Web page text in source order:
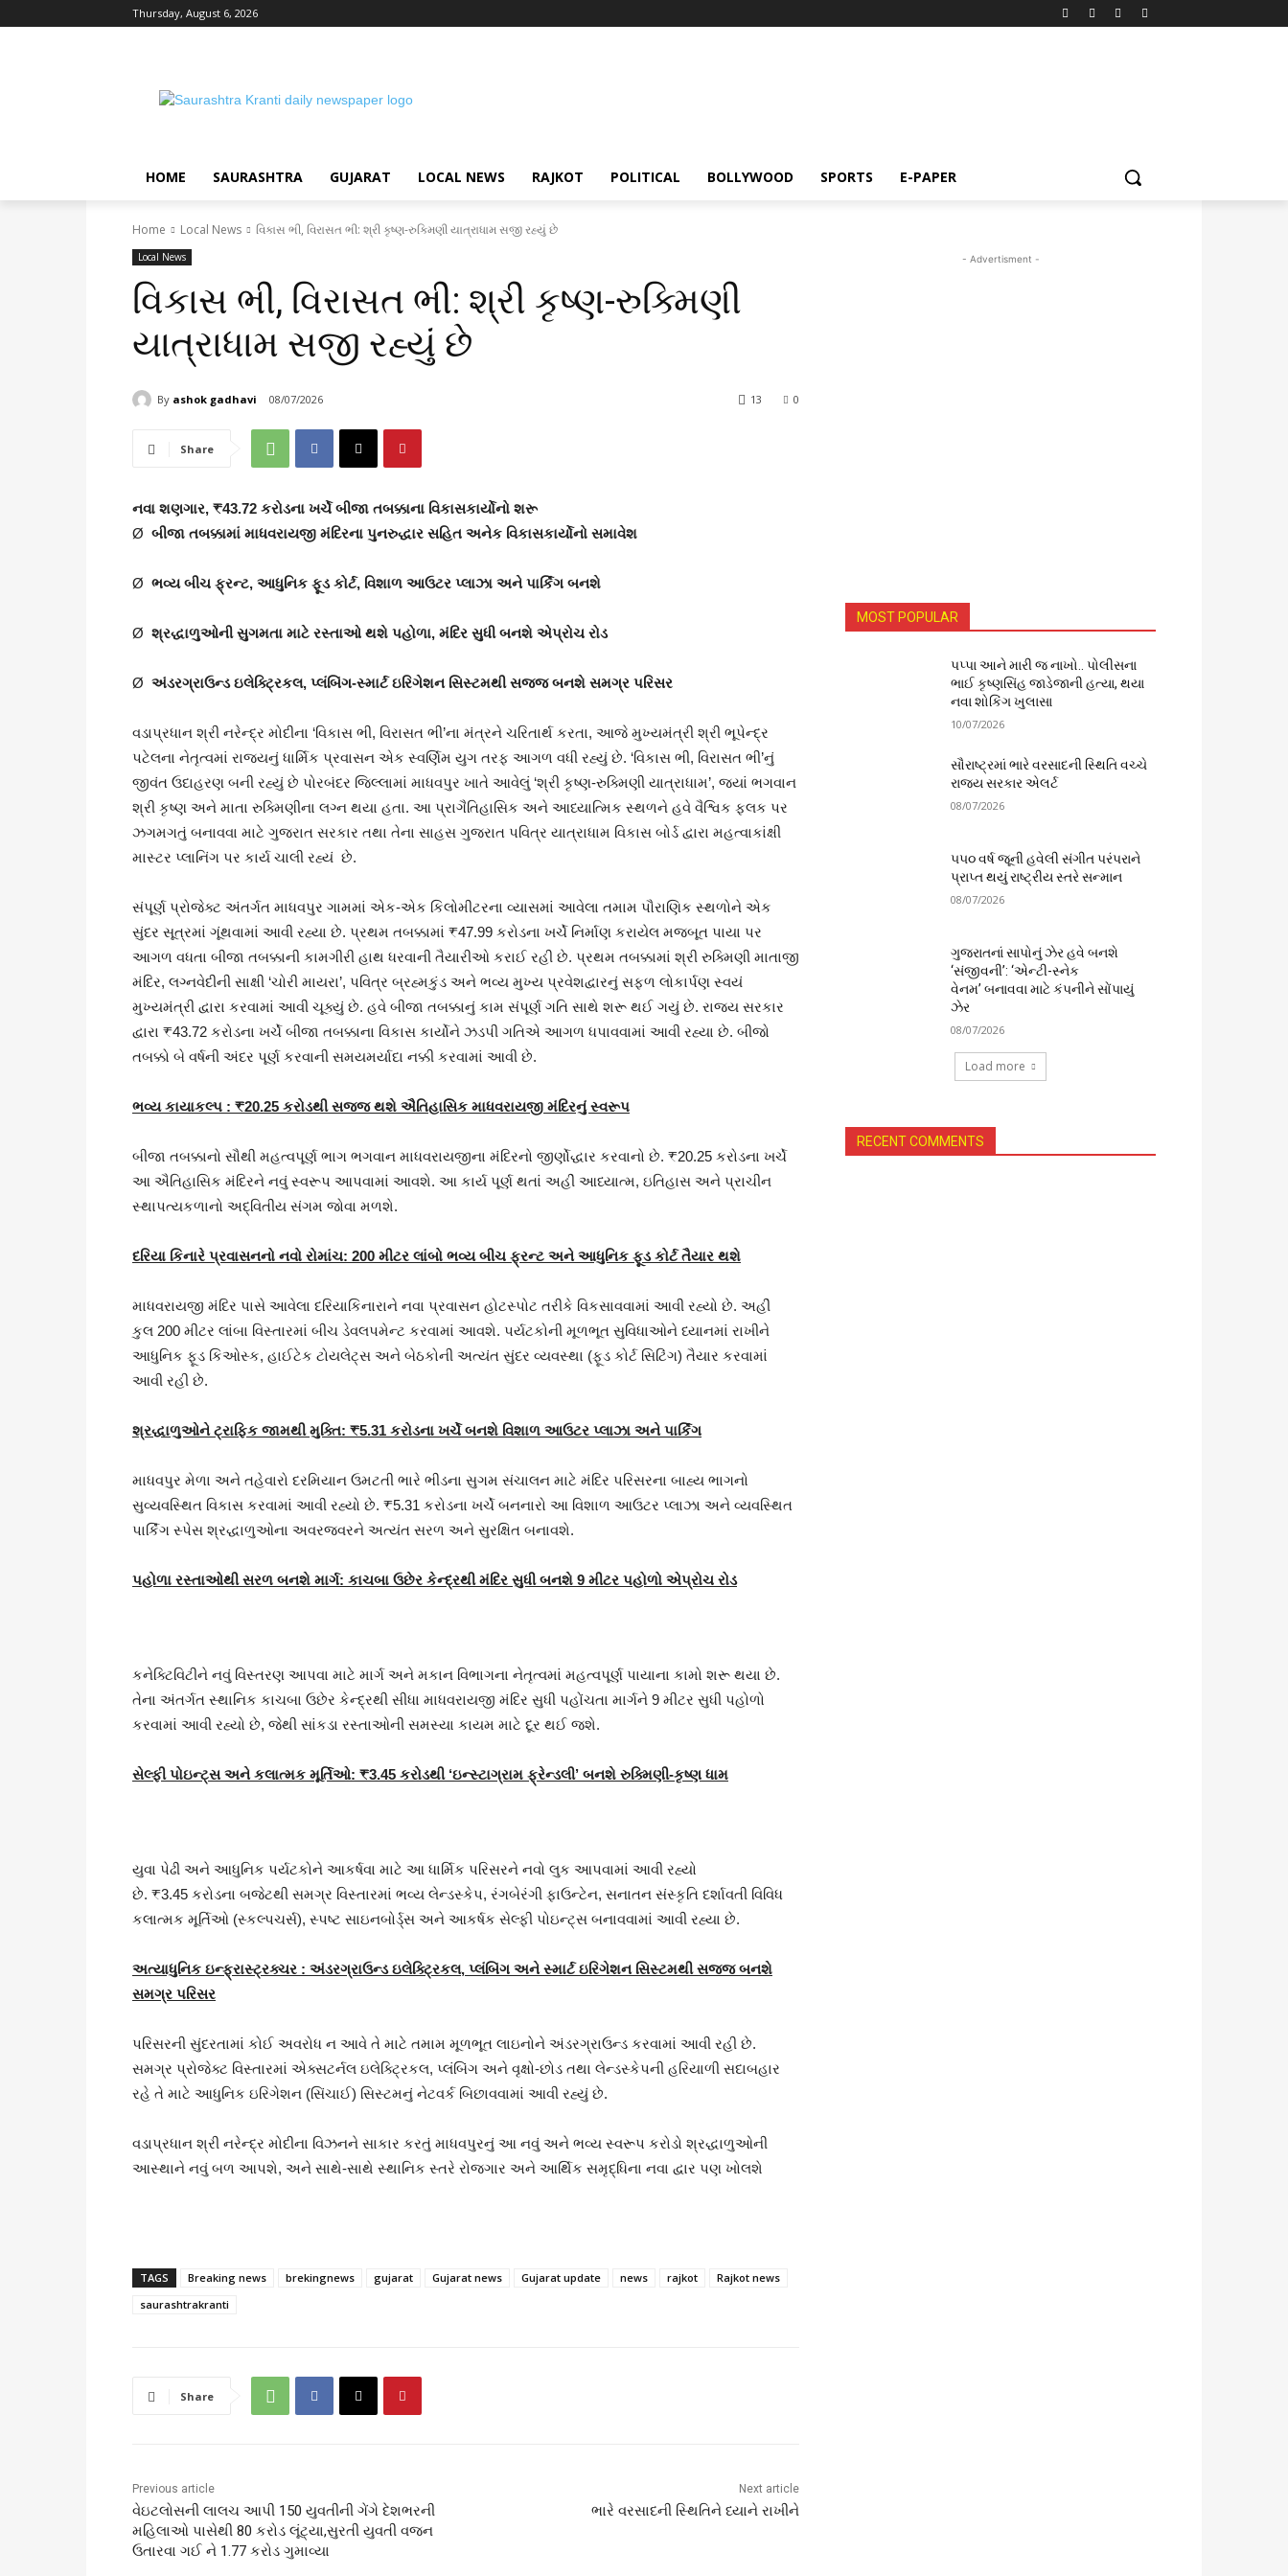
Thursday, August 6, 2026
HOME SAURASHTRA GUJARAT LOCAL NEWS RAJKOT POLITICAL BOLLYWOOD SPORTS E-PAPER
Home Local News વિકાસ ભી, વિરાસત ભી: શ્રી કૃષ્ણ-રુક્મિણી યાત્રાધામ સજી રહ્યું છે
Local News
વિકાસ ભી, વિરાસત ભી: શ્રી કૃષ્ણ-રુક્મિણી
યાત્રાધામ સજી રહ્યું છે
By ashok gadhavi 08/07/2026 0
13
Share
નવા શણગાર, ₹43.72 કરોડના ખર્ચે બીજા તબક્કાના વિકાસકાર્યોનો શરૂ
Ø બીજા તબક્કામાં માધવરાયજી મંદિરના પુનરુદ્ધાર સહિત અનેક વિકાસકાર્યોનો સમાવેશ
Ø ભવ્ય બીચ ફ્રન્ટ, આધુનિક ફૂડ કોર્ટ, વિશાળ આઉટર પ્લાઝા અને પાર્કિંગ બનશે
Ø શ્રદ્ધાળુઓની સુગમતા માટે રસ્તાઓ થશે પહોળા, મંદિર સુધી બનશે એપ્રોચ રોડ
Ø અંડરગ્રાઉન્ડ ઇલેક્ટ્રિકલ, પ્લંબિંગ-સ્માર્ટ ઇરિગેશન સિસ્ટમથી સજ્જ બનશે સમગ્ર પરિસર
વડાપ્રધાન શ્રી નરેન્દ્ર મોદીના ‘વિકાસ ભી, વિરાસત ભી’ના મંત્રને ચરિતાર્થ કરતા, આજે મુખ્યમંત્રી શ્રી ભૂપેન્દ્ર
પટેલના નેતૃત્વમાં રાજ્યનું ધાર્મિક પ્રવાસન એક સ્વર્ણિમ યુગ તરફ આગળ વધી રહ્યું છે. ‘વિકાસ ભી, વિરાસત ભી’નું
જીવંત ઉદાહરણ બની રહ્યું છે પોરબંદર જિલ્લામાં માધવપુર ખાતે આવેલું ‘શ્રી કૃષ્ણ-રુક્મિણી યાત્રાધામ’, જ્યાં ભગવાન
શ્રી કૃષ્ણ અને માતા રુક્મિણીના લગ્ન થયા હતા. આ પ્રાગૈતિહાસિક અને આધ્યાત્મિક સ્થળને હવે વૈશ્વિક ફલક પર
ઝગમગતું બનાવવા માટે ગુજરાત સરકાર તથા તેના સાહસ ગુજરાત પવિત્ર યાત્રાધામ વિકાસ બોર્ડ દ્વારા મહત્વાકાંક્ષી
માસ્ટર પ્લાનિંગ પર કાર્ય ચાલી રહ્યં છે.
સંપૂર્ણ પ્રોજેક્ટ અંતર્ગત માધવપુર ગામમાં એક-એક કિલોમીટરના વ્યાસમાં આવેલા તમામ પૌરાણિક સ્થળોને એક
સુંદર સૂત્રમાં ગૂંથવામાં આવી રહ્યા છે. પ્રથમ તબક્કામાં ₹47.99 કરોડના ખર્ચે નિર્માણ કરાયેલ મજબૂત પાયા પર
આગળ વધતા બીજા તબક્કાની કામગીરી હાથ ધરવાની તૈયારીઓ કરાઈ રહી છે. પ્રથમ તબક્કામાં શ્રી રુક્મિણી માતાજી
મંદિર, લગ્નવેદીની સાક્ષી ‘ચોરી માયરા’, પવિત્ર બ્રહ્મકુંડ અને ભવ્ય મુખ્ય પ્રવેશદ્વારનું સફળ લોકાર્પણ સ્વયં
મુખ્યમંત્રી દ્વારા કરવામાં આવી ચૂક્યું છે. હવે બીજા તબક્કાનું કામ સંપૂર્ણ ગતિ સાથે શરૂ થઈ ગયું છે. રાજ્ય સરકાર
દ્વારા ₹43.72 કરોડના ખર્ચે બીજા તબક્કાના વિકાસ કાર્યોને ઝડપી ગતિએ આગળ ધપાવવામાં આવી રહ્યા છે. બીજો
તબક્કો બે વર્ષની અંદર પૂર્ણ કરવાની સમયમર્યાદા નક્કી કરવામાં આવી છે.
ભવ્ય કાયાકલ્પ : ₹20.25 કરોડથી સજ્જ થશે ઐતિહાસિક માધવરાયજી મંદિરનું સ્વરૂપ
બીજા તબક્કાનો સૌથી મહત્વપૂર્ણ ભાગ ભગવાન માધવરાયજીના મંદિરનો જીર્ણોદ્ધાર કરવાનો છે. ₹20.25 કરોડના ખર્ચે
આ ઐતિહાસિક મંદિરને નવું સ્વરૂપ આપવામાં આવશે. આ કાર્ય પૂર્ણ થતાં અહીં આધ્યાત્મ, ઇતિહાસ અને પ્રાચીન
સ્થાપત્યકળાનો અદ્વિતીય સંગમ જોવા મળશે.
દરિયા કિનારે પ્રવાસનનો નવો રોમાંચ: 200 મીટર લાંબો ભવ્ય બીચ ફ્રન્ટ અને આધુનિક ફૂડ કોર્ટ તૈયાર થશે
માધવરાયજી મંદિર પાસે આવેલા દરિયાકિનારાને નવા પ્રવાસન હોટસ્પોટ તરીકે વિકસાવવામાં આવી રહ્યો છે. અહીં
કુલ 200 મીટર લાંબા વિસ્તારમાં બીચ ડેવલપમેન્ટ કરવામાં આવશે. પર્યટકોની મૂળભૂત સુવિધાઓને ધ્યાનમાં રાખીને
આધુનિક ફૂડ કિઓસ્ક, હાઈટેક ટોયલેટ્સ અને બેઠકોની અત્યંત સુંદર વ્યવસ્થા (ફૂડ કોર્ટ સિટિંગ) તૈયાર કરવામાં
આવી રહી છે.
શ્રદ્ધાળુઓને ટ્રાફિક જામથી મુક્તિ: ₹5.31 કરોડના ખર્ચે બનશે વિશાળ આઉટર પ્લાઝા અને પાર્કિંગ
માધવપુર મેળા અને તહેવારો દરમિયાન ઉમટતી ભારે ભીડના સુગમ સંચાલન માટે મંદિર પરિસરના બાહ્ય ભાગનો
સુવ્યવસ્થિત વિકાસ કરવામાં આવી રહ્યો છે. ₹5.31 કરોડના ખર્ચે બનનારો આ વિશાળ આઉટર પ્લાઝા અને વ્યવસ્થિત
પાર્કિંગ સ્પેસ શ્રદ્ધાળુઓના અવરજવરને અત્યંત સરળ અને સુરક્ષિત બનાવશે.
પહોળા રસ્તાઓથી સરળ બનશે માર્ગ: કાચબા ઉછેર કેન્દ્રથી મંદિર સુધી બનશે 9 મીટર પહોળો એપ્રોચ રોડ
કનેક્ટિવિટીને નવું વિસ્તરણ આપવા માટે માર્ગ અને મકાન વિભાગના નેતૃત્વમાં મહત્વપૂર્ણ પાયાના કામો શરૂ થયા છે.
તેના અંતર્ગત સ્થાનિક કાચબા ઉછેર કેન્દ્રથી સીધા માધવરાયજી મંદિર સુધી પહોંચતા માર્ગને 9 મીટર સુધી પહોળો
કરવામાં આવી રહ્યો છે, જેથી સાંકડા રસ્તાઓની સમસ્યા કાયમ માટે દૂર થઈ જશે.
સેલ્ફી પોઇન્ટ્સ અને કલાત્મક મૂર્તિઓ: ₹3.45 કરોડથી ‘ઇન્સ્ટાગ્રામ ફ્રેન્ડલી’ બનશે રુક્મિણી-કૃષ્ણ ધામ
યુવા પેઢી અને આધુનિક પર્યટકોને આકર્ષવા માટે આ ધાર્મિક પરિસરને નવો લુક આપવામાં આવી રહ્યો
છે. ₹3.45 કરોડના બજેટથી સમગ્ર વિસ્તારમાં ભવ્ય લેન્ડસ્કેપ, રંગબેરંગી ફાઉન્ટેન, સનાતન સંસ્કૃતિ દર્શાવતી વિવિધ
કલાત્મક મૂર્તિઓ (સ્કલ્પચર્સ), સ્પષ્ટ સાઇનબોર્ડ્સ અને આકર્ષક સેલ્ફી પોઇન્ટ્સ બનાવવામાં આવી રહ્યા છે.
અત્યાધુનિક ઇન્ફ્રાસ્ટ્રક્ચર : અંડરગ્રાઉન્ડ ઇલેક્ટ્રિકલ, પ્લંબિંગ અને સ્માર્ટ ઇરિગેશન સિસ્ટમથી સજ્જ બનશે
સમગ્ર પરિસર
પરિસરની સુંદરતામાં કોઈ અવરોધ ન આવે તે માટે તમામ મૂળભૂત લાઇનોને અંડરગ્રાઉન્ડ કરવામાં આવી રહી છે.
સમગ્ર પ્રોજેક્ટ વિસ્તારમાં એક્સટર્નલ ઇલેક્ટ્રિકલ, પ્લંબિંગ અને વૃક્ષો-છોડ તથા લેન્ડસ્કેપની હરિયાળી સદાબહાર
રહે તે માટે આધુનિક ઇરિગેશન (સિંચાઈ) સિસ્ટમનું નેટવર્ક બિછાવવામાં આવી રહ્યું છે.
વડાપ્રધાન શ્રી નરેન્દ્ર મોદીના વિઝનને સાકાર કરતું માધવપુરનું આ નવું અને ભવ્ય સ્વરૂપ કરોડો શ્રદ્ધાળુઓની
આસ્થાને નવું બળ આપશે, અને સાથે-સાથે સ્થાનિક સ્તરે રોજગાર અને આર્થિક સમૃદ્ધિના નવા દ્વાર પણ ખોલશે
TAGS Breaking news brekingnews gujarat Gujarat news Gujarat update news rajkot
Rajkot news
saurashtrakranti
Share
Previous article
વેઇટલોસની લાલચ આપી 150 યુવતીની ગેંગે દેશભરની
મહિલાઓ પાસેથી 80 કરોડ લૂંટ્યા,સુરતી યુવતી વજન
ઉતારવા ગઈ ને 1.77 કરોડ ગુમાવ્યા
Next article
ભારે વરસાદની સ્થિતિને ધ્યાને રાખીને
- Advertisment -
MOST POPULAR
પપ્પા આને મારી જ નાખો.. પોલીસના
ભાઈ કૃષ્ણસિંહ જાડેજાની હત્યા, થયા
નવા શોકિંગ ખુલાસા
10/07/2026
સૌરાષ્ટ્રમાં ભારે વરસાદની સ્થિતિ વચ્ચે
રાજ્ય સરકાર એલર્ટ
08/07/2026
૫૫૦ વર્ષ જૂની હવેલી સંગીત પરંપરાને
પ્રાપ્ત થયું રાષ્ટ્રીય સ્તરે સન્માન
08/07/2026
ગુજરાતનાં સાપોનું ઝેર હવે બનશે
‘સંજીવની’: ‘એન્ટી-સ્નેક
વેનમ’ બનાવવા માટે કંપનીને સોંપાયું
ઝેર
08/07/2026
Load more
RECENT COMMENTS